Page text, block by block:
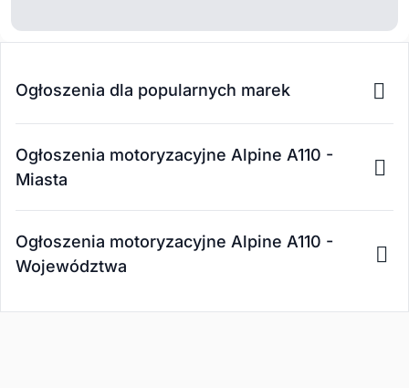
Ogłoszenia dla popularnych marek
Ogłoszenia motoryzacyjne Alpine A110 -
Miasta
Ogłoszenia motoryzacyjne Alpine A110 -
Województwa